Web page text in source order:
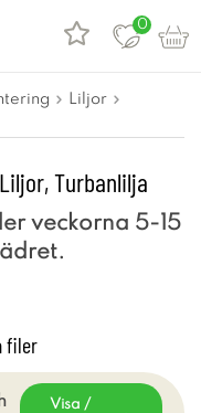
0
Liljor
Turbanlilja
veckorna 5-15
filer
Visa /